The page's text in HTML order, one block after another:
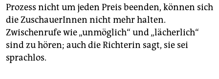
Prozess nicht um jeden Preis beenden, können sich
die ZuschauerInnen nicht mehr halten.
Zwischenrufe wie „unmöglich“ und „lächerlich“
sind zu hören; auch die Richterin sagt, sie sei
sprachlos.